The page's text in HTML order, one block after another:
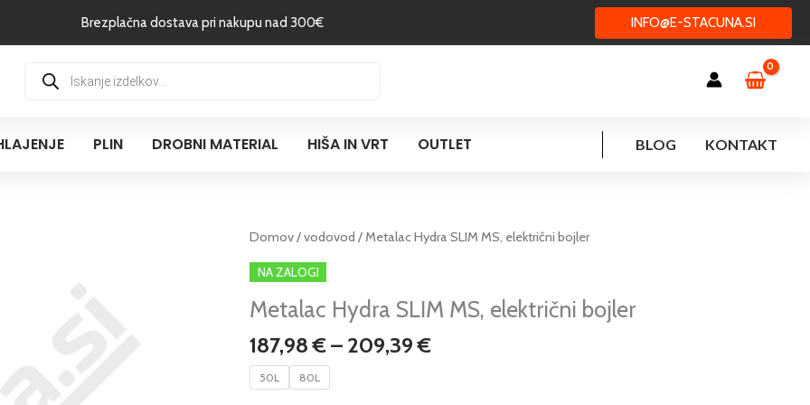
Brezplačna dostava pri nakupu nad 300€ INFO@E-STACUNA.SI
search
PLIN DROBNI MATERIAL HIŠA IN VRT OUTLET BLOG KONTAKT
Domov/vodovod / Metalac Hydra SLIM MS, električni bojler
NA ZALOGI
Metalac Hydra SLIM MS, električni bojler
187,98€– 209,39€
Cenovni
187,98 €
209,39 €
50L 80L
Metalac
Hydra
SLIM
MS,
bojler
količina